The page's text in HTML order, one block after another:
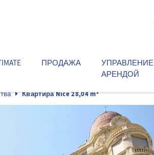
ПРОДАЖА
УПРАВЛЕНИЕ
АРЕНДОЙ
Квартира Nice 28,04 m²